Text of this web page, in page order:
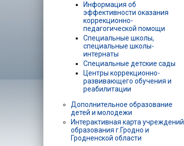
Информация об
эффективности оказания
коррекционно-
педагогической помощи
Специальные школы,
специальные школы-
интернаты
Специальные детские сады
Центры коррекционно-
развивающего обучения и
реабилитации
Дополнительное образование
детей и молодежи
Интерактивная карта учреждений
образования г.Гродно и
Гродненской области